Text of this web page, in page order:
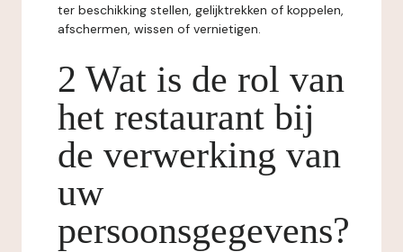
ter beschikking stellen, gelijktrekken of koppelen,
afschermen, wissen of vernietigen.
2 Wat is de rol van
het restaurant bij
de verwerking van
uw
persoonsgegevens?